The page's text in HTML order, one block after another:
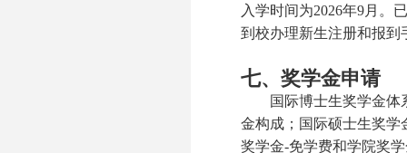
入学时间为2026年9月。
到校办理新生注册和报到
七、奖学金申请
国际博士生奖学金体
金构成；国际硕士生奖学
奖学金-免学费和学院奖